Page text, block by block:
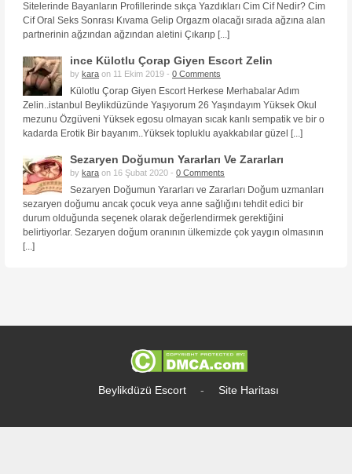
Sitelerinde Bayanların Profillerinde sıkça Yazdıkları Cim Cif Nedir? Cim
Cif Oral Seks Sonrası Kıvama Gelip Orgazm olacağı sırada ağzına alan
partnerinin ağzından ağzından aletini Çıkarıp [...]
ince Külotlu Çorap Giyen Escort Zelin
by kara on 11 Ekim 2019 - 0 Comments
Külotlu Çorap Giyen Escort Herkese Merhabalar Adım
Zelin..istanbul Beylikdüzünde Yaşıyorum 26 Yaşındayım Yüksek Okul
mezunu Özgüveni Yüksek egosu olmayan sıcak kanlı sempatik ve bir o
kadarda Erotik Bir bayanım..Yüksek topluklu ayakkabılar güzel [...]
Sezaryen Doğumun Yararları Ve Zararları
by kara on 16 Şubat 2020 - 0 Comments
Sezaryen Doğumun Yararları ve Zararları Doğum uzmanları
sezaryen doğumu ancak çocuk veya anne sağlığını tehdit edici bir
durum olduğunda seçenek olarak değerlendirmek gerektiğini
belirtiyorlar. Sezaryen doğum oranının ülkemizde çok yaygın olmasının
[...]
Beylikdüzü Escort - Site Haritası